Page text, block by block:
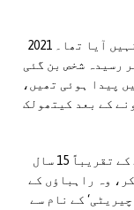
ریکارڈ کی کتابوں میں انکا نام پہلی بار نہیں آیا تھا۔ 2021
رسیدہ شخص بن گئی
پیدا ہوئی تھیں،
ہونے کے بعد کیتھولک
کیتھولک چرچ میں شامل ہونے کے اپنے فیصلے کے تقریباً 15 سال
وہ راہباؤں کے
کے نام سے